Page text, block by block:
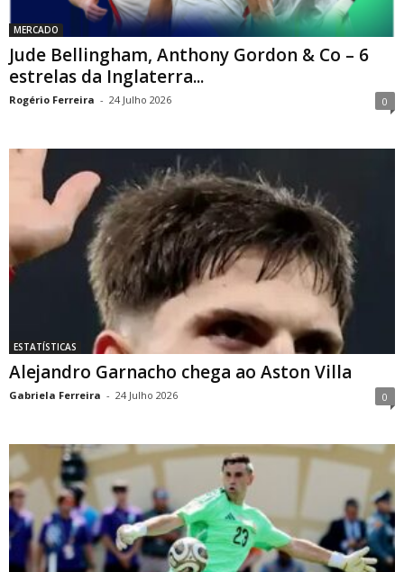
MERCADO
Jude Bellingham, Anthony Gordon & Co – 6
estrelas da Inglaterra...
Rogério Ferreira - 24 Julho 2026 0
ESTATÍSTICAS
Alejandro Garnacho chega ao Aston Villa
Gabriela Ferreira - 24 Julho 2026 0